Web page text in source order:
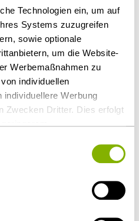
Technologien ein, um auf
Systems zuzugreifen
sowie optionale
um die Website-
Werbemaßnahmen zu
individuellen
individuellere Werbung
Zwecken Dritter. Dies erfolgt
Zugriffs &
Ihre Einwilligung jederzeit
widerrufen oder ändern.
Zuschlags bzw.
Zu diesem Zeitpunkt
Rede stehenden
mehr unter normalen
Bieter können dann um
auf lautere Weise